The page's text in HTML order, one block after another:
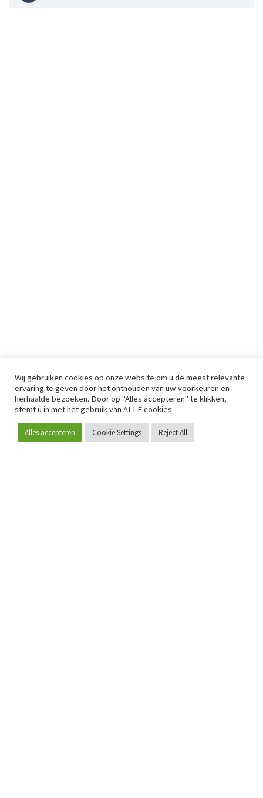
Word lid
Wij gebruiken cookies op onze website om u de meest relevante
ervaring te geven door het onthouden van uw voorkeuren en
herhaalde bezoeken. Door op "Alles accepteren" te klikken,
stemt u in met het gebruik van ALLE cookies.
Alles accepteren Cookie Settings Reject All